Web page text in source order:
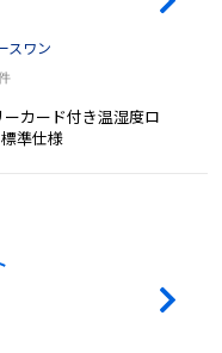
スワン
カード付き温湿度ロ
準仕様